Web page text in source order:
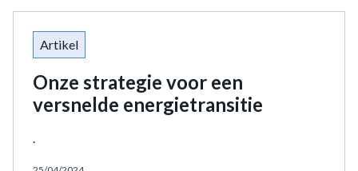
Artikel
Onze strategie voor een
versnelde energietransitie
.